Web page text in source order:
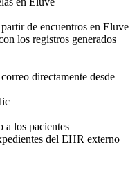
de encuentros en Eluve
los registros generados
directamente desde
a los pacientes
del EHR externo